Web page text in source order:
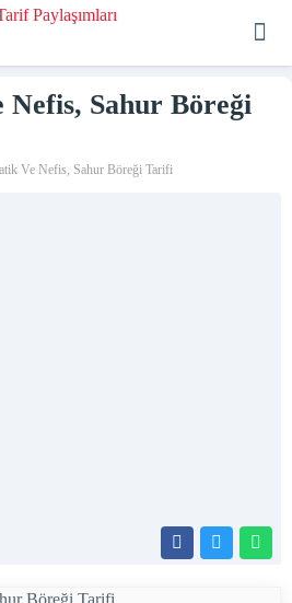
Sahur Böreği
Ve Nefis, Sahur Böreği Tarifi